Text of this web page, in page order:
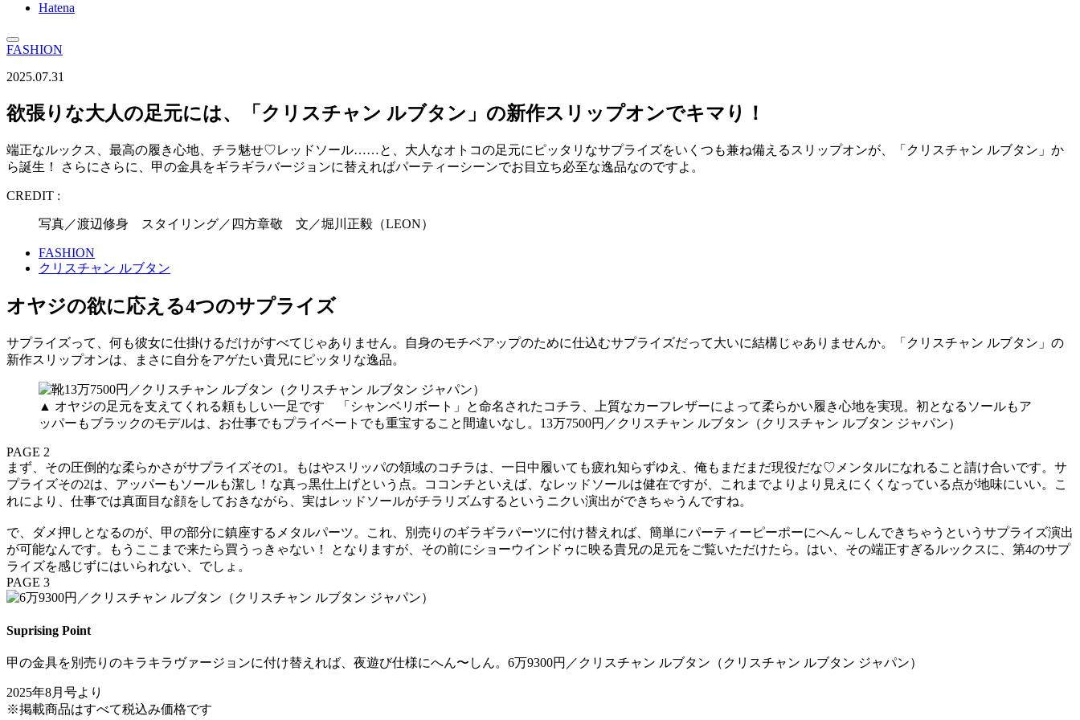
Hatena
FASHION
2025.07.31
欲張りな大人の足元には、「クリスチャン ルブタン」の新作スリップオンでキマり！
端正なルックス、最高の履き心地、チラ魅せ♡レッドソール……と、大人なオトコの足元にピッタリなサプライズをいくつも兼ね備えるスリップオンが、「クリスチャン ルブタン」か
ら誕生！ さらにさらに、甲の金具をギラギラバージョンに替えればパーティーシーンでお目立ち必至な逸品なのですよ。
CREDIT :
写真／渡辺修身 スタイリング／四方章敬 文／堀川正毅（LEON）
FASHION
クリスチャン ルブタン
オヤジの欲に応える4つのサプライズ
サプライズって、何も彼女に仕掛けるだけがすべてじゃありません。自身のモチベアップのために仕込むサプライズだって大いに結構じゃありませんか。「クリスチャン ルブタン」の
新作スリップオンは、まさに自分をアゲたい貴兄にピッタリな逸品。
▲ オヤジの足元を支えてくれる頼もしい一足です 「シャンベリボート」と命名されたコチラ、上質なカーフレザーによって柔らかい履き心地を実現。初となるソールもア
ッパーもブラックのモデルは、お仕事でもプライベートでも重宝すること間違いなし。13万7500円／クリスチャン ルブタン（クリスチャン ルブタン ジャパン）
PAGE 2
まず、その圧倒的な柔らかさがサプライズその1。もはやスリッパの領域のコチラは、一日中履いても疲れ知らずゆえ、俺もまだまだ現役だな♡メンタルになれること請け合いです。サ
プライズその2は、アッパーもソールも潔し！な真っ黒仕上げという点。ココンチといえば、なレッドソールは健在ですが、これまでよりより見えにくくなっている点が地味にいい。こ
れにより、仕事では真面目な顔をしておきながら、実はレッドソールがチラリズムするというニクい演出ができちゃうんですね。
で、ダメ押しとなるのが、甲の部分に鎮座するメタルパーツ。これ、別売りのギラギラパーツに付け替えれば、簡単にパーティーピーポーにへん～しんできちゃうというサプライズ演出
が可能なんです。もうここまで来たら買うっきゃない！ となりますが、その前にショーウインドゥに映る貴兄の足元をご覧いただけたら。はい、その端正すぎるルックスに、第4のサプ
ライズを感じずにはいられない、でしょ。
PAGE 3
Suprising Point
甲の金具を別売りのキラキラヴァージョンに付け替えれば、夜遊び仕様にへん〜しん。6万9300円／クリスチャン ルブタン（クリスチャン ルブタン ジャパン）
2025年8月号より
※掲載商品はすべて税込み価格です